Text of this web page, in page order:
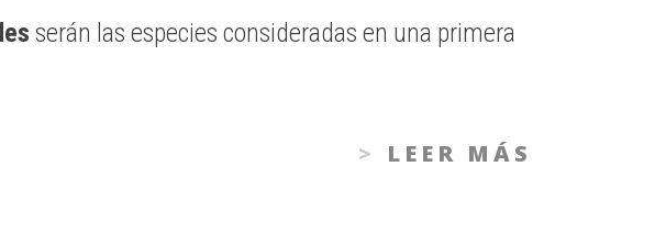
serán las especies consideradas en una primera
LEER MÁS